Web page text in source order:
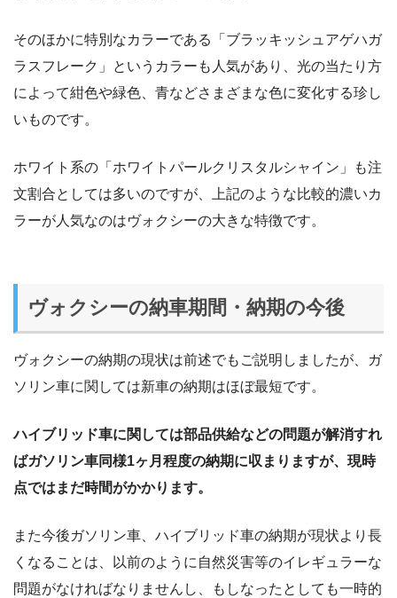
そのほかに特別なカラーである「ブラッキッシュアゲハガ
ラスフレーク」というカラーも人気があり、光の当たり方
によって紺色や緑色、青などさまざまな色に変化する珍し
いものです。
ホワイト系の「ホワイトパールクリスタルシャイン」も注
文割合としては多いのですが、上記のような比較的濃いカ
ラーが人気なのはヴォクシーの大きな特徴です。
ヴォクシーの納車期間・納期の今後
ヴォクシーの納期の現状は前述でもご説明しましたが、ガ
ソリン車に関しては新車の納期はほぼ最短です。
ハイブリッド車に関しては部品供給などの問題が解消すれ
ばガソリン車同様1ヶ月程度の納期に収まりますが、現時
点ではまだ時間がかかります。
また今後ガソリン車、ハイブリッド車の納期が現状より長
くなることは、以前のように自然災害等のイレギュラーな
問題がなければなりませんし、もしなったとしても一時的